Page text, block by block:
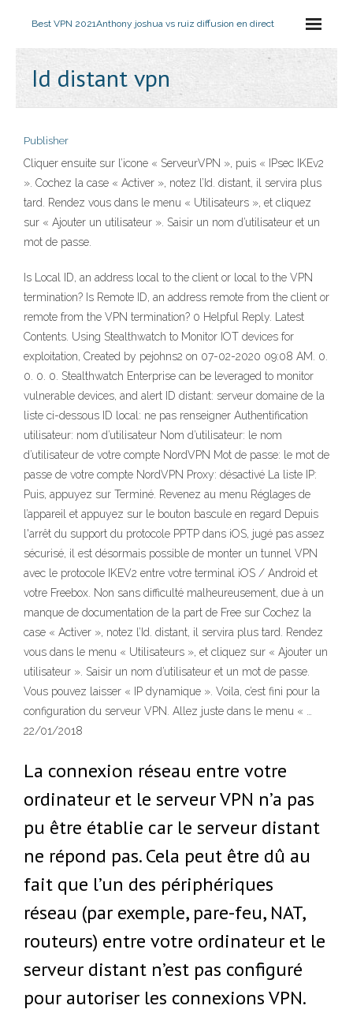
Best VPN 2021Anthony joshua vs ruiz diffusion en direct
Id distant vpn
Publisher
Cliquer ensuite sur l’icone « ServeurVPN », puis « IPsec IKEv2
». Cochez la case « Activer », notez l’Id. distant, il servira plus
tard. Rendez vous dans le menu « Utilisateurs », et cliquez
sur « Ajouter un utilisateur ». Saisir un nom d’utilisateur et un
mot de passe.
Is Local ID, an address local to the client or local to the VPN
termination? Is Remote ID, an address remote from the client or
remote from the VPN termination? 0 Helpful Reply. Latest
Contents. Using Stealthwatch to Monitor IOT devices for
exploitation, Created by pejohns2 on 07-02-2020 09:08 AM. 0.
0. 0. 0. Stealthwatch Enterprise can be leveraged to monitor
vulnerable devices, and alert ID distant: serveur domaine de la
liste ci-dessous ID local: ne pas renseigner Authentification
utilisateur: nom d’utilisateur Nom d’utilisateur: le nom
d’utilisateur de votre compte NordVPN Mot de passe: le mot de
passe de votre compte NordVPN Proxy: désactivé La liste IP:
Puis, appuyez sur Terminé. Revenez au menu Réglages de
l’appareil et appuyez sur le bouton bascule en regard Depuis
l'arrêt du support du protocole PPTP dans iOS, jugé pas assez
sécurisé, il est désormais possible de monter un tunnel VPN
avec le protocole IKEV2 entre votre terminal iOS / Android et
votre Freebox. Non sans difficulté malheureusement, due à un
manque de documentation de la part de Free sur Cochez la
case « Activer », notez l’Id. distant, il servira plus tard. Rendez
vous dans le menu « Utilisateurs », et cliquez sur « Ajouter un
utilisateur ». Saisir un nom d’utilisateur et un mot de passe.
Vous pouvez laisser « IP dynamique ». Voila, c’est fini pour la
configuration du serveur VPN. Allez juste dans le menu « …
22/01/2018
La connexion réseau entre votre
ordinateur et le serveur VPN n’a pas
pu être établie car le serveur distant
ne répond pas. Cela peut être dû au
fait que l’un des périphériques
réseau (par exemple, pare-feu, NAT,
routeurs) entre votre ordinateur et le
serveur distant n’est pas configuré
pour autoriser les connexions VPN.